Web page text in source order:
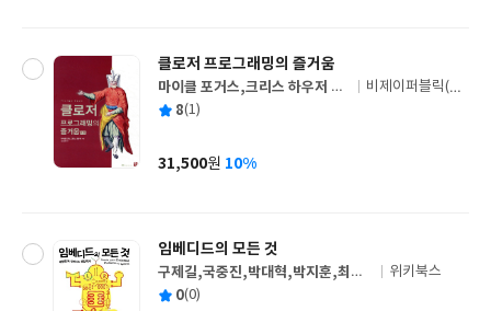
클로저 프로그래밍의 즐거움
글
쓴
마이클 포거스,크리스 하우저 공
저/김선호 역
출
사
비제이퍼블릭(BJ
평 8(1)
가
31,500원 10%
임베디드의 모든 것
글
쓴
구제길,국중진,박대혁,박지훈,최수
한,한철민,김원희 공저/한국전자정보
출
위키북스
평 0(0)